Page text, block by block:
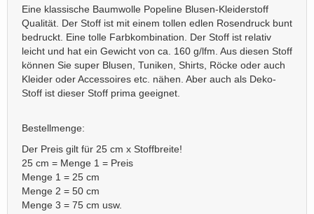
Eine klassische Baumwolle Popeline Blusen-Kleiderstoff
Qualität. Der Stoff ist mit einem tollen edlen Rosendruck bunt
bedruckt. Eine tolle Farbkombination. Der Stoff ist relativ
leicht und hat ein Gewicht von ca. 160 g/lfm. Aus diesen Stoff
können Sie super Blusen, Tuniken, Shirts, Röcke oder auch
Kleider oder Accessoires etc. nähen. Aber auch als Deko-
Stoff ist dieser Stoff prima geeignet.​
Bestellmenge:
Der Preis gilt für 25 cm x Stoffbreite!
25 cm = Menge 1 = Preis
Menge 1 = 25 cm
Menge 2 = 50 cm
Menge 3 = 75 cm usw.